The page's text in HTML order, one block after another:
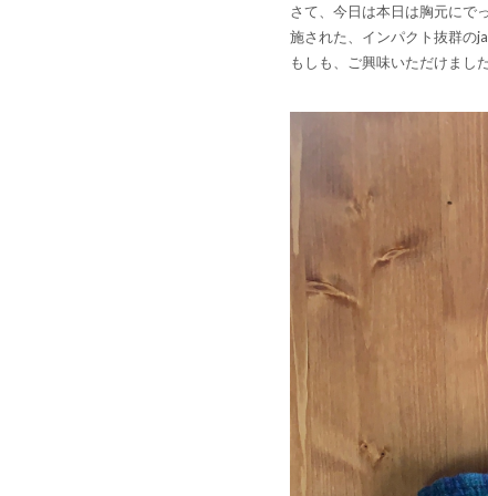
さて、今日は本日は胸元にで
施された、インパクト抜群の
もしも、ご興味いただけまし